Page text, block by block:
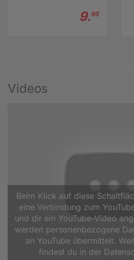
9.95
Videos
Beim Klick auf diese
eine Verbindung zum
und dir ein YouTube-Video
werden personenbezogene
an YouTube übermittelt.
findest du in der